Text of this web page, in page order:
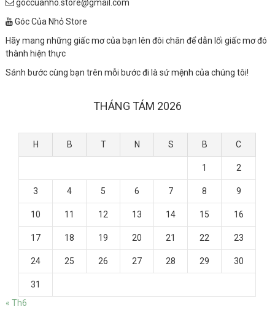
goccuanho.store@gmail.com
Góc Của Nhỏ Store
Hãy mang những giấc mơ của bạn lên đôi chân để dẫn lối giấc mơ đó
thành hiện thực
Sánh bước cùng bạn trên mỗi bước đi là sứ mệnh của chúng tôi!
THÁNG TÁM 2026
H B T N S B C
1 2
3 4 5 6 7 8 9
10 11 12 13 14 15 16
17 18 19 20 21 22 23
24 25 26 27 28 29 30
31
« Th6